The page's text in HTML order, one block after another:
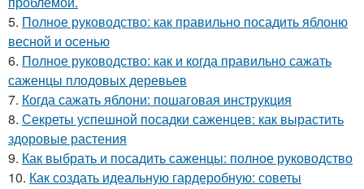
5. Полное руководство: как правильно посадить яблоню
весной и осенью
6. Полное руководство: как и когда правильно сажать
саженцы плодовых деревьев
7. Когда сажать яблони: пошаговая инструкция
8. Секреты успешной посадки саженцев: как вырастить
здоровые растения
9. Как выбрать и посадить саженцы: полное руководство
10. Как создать идеальную гардеробную: советы